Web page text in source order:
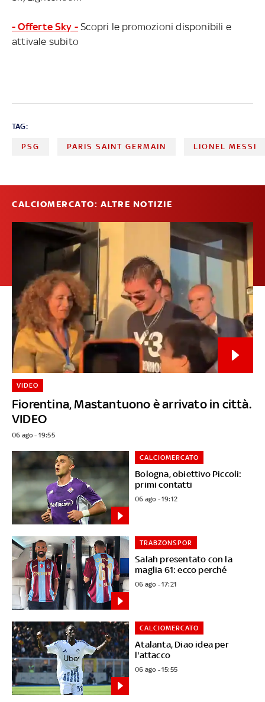
- Offerte Sky - Scopri le promozioni disponibili e
attivale subito
TAG:
PSG PARIS SAINT GERMAIN LIONEL MESSI
CALCIOMERCATO: ALTRE NOTIZIE
Fiorentina, Mastantuono è arrivato in città.
VIDEO
VIDEO
06 ago - 19:55
Bologna, obiettivo Piccoli:
primi contatti
CALCIOMERCATO
06 ago - 19:12
Salah presentato con la
maglia 61: ecco perché
TRABZONSPOR
06 ago - 17:21
Atalanta, Diao idea per
l'attacco
CALCIOMERCATO
06 ago - 15:55